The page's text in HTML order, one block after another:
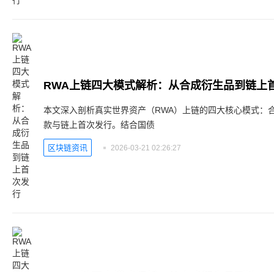
RWA上链四大模式解析：从合成衍生品到链上
本文深入剖析真实世界资产（RWA）上链的四大核心模式：
款与链上首次发行。结合国债
区块链资讯 2026-03-21 02:26:27